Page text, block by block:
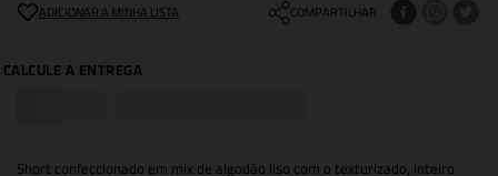
COMPARTILHAR
Short confeccionado em mix de algodão liso com o texturizado, inteiro